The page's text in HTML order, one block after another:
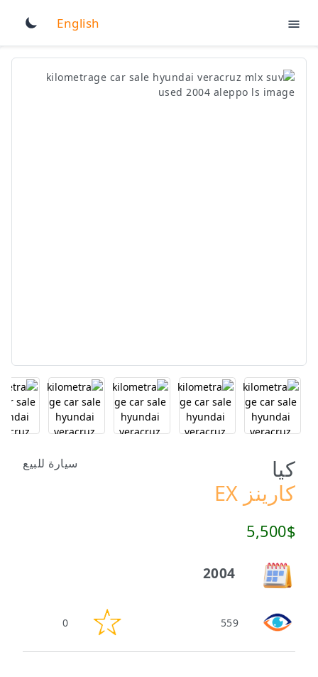
English
كيا سيارة للبيع
كارينز EX
5,500$
2004
559
0